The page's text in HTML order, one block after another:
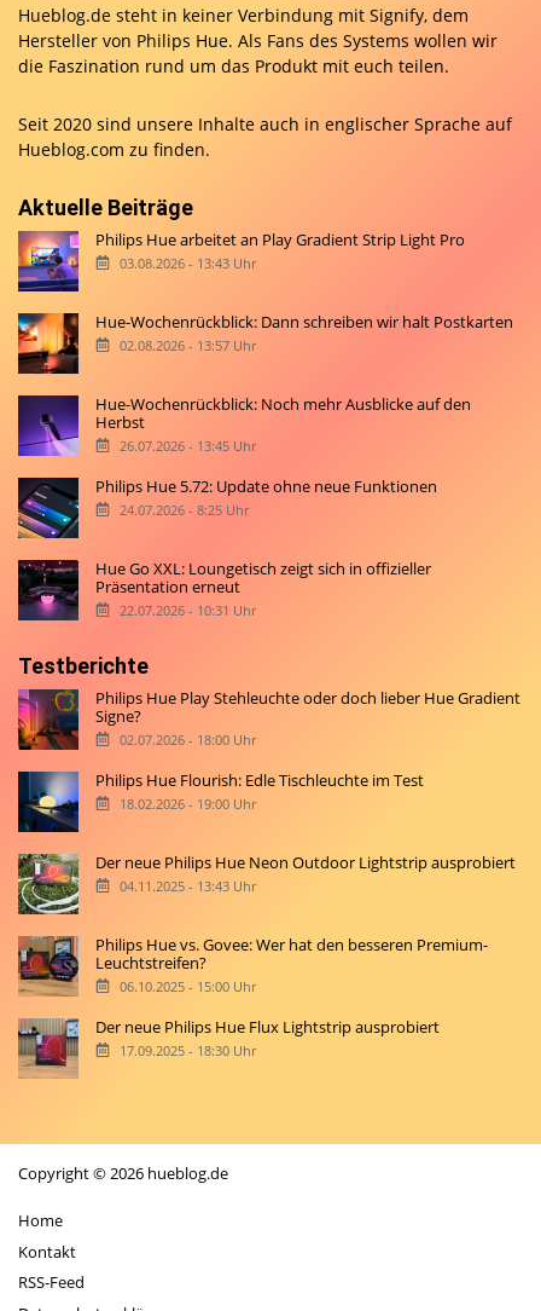
Hueblog.de steht in keiner Verbindung mit Signify, dem
Hersteller von Philips Hue. Als Fans des Systems wollen wir
die Faszination rund um das Produkt mit euch teilen.
Seit 2020 sind unsere Inhalte auch in englischer Sprache auf
Hueblog.com zu finden.
Aktuelle Beiträge
Philips Hue arbeitet an Play Gradient Strip Light Pro
03.08.2026 - 13:43 Uhr
Hue-Wochenrückblick: Dann schreiben wir halt Postkarten
02.08.2026 - 13:57 Uhr
Hue-Wochenrückblick: Noch mehr Ausblicke auf den
Herbst
26.07.2026 - 13:45 Uhr
Philips Hue 5.72: Update ohne neue Funktionen
24.07.2026 - 8:25 Uhr
Hue Go XXL: Loungetisch zeigt sich in offizieller
Präsentation erneut
22.07.2026 - 10:31 Uhr
Testberichte
Philips Hue Play Stehleuchte oder doch lieber Hue Gradient
Signe?
02.07.2026 - 18:00 Uhr
Philips Hue Flourish: Edle Tischleuchte im Test
18.02.2026 - 19:00 Uhr
Der neue Philips Hue Neon Outdoor Lightstrip ausprobiert
04.11.2025 - 13:43 Uhr
Philips Hue vs. Govee: Wer hat den besseren Premium-
Leuchtstreifen?
06.10.2025 - 15:00 Uhr
Der neue Philips Hue Flux Lightstrip ausprobiert
17.09.2025 - 18:30 Uhr
Copyright © 2026 hueblog.de
Home
Kontakt
RSS-Feed